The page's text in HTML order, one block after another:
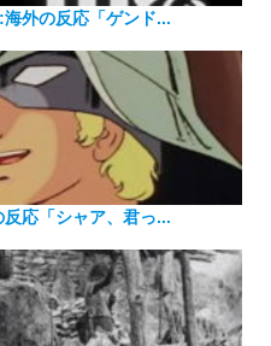
外の反応「ゲンド...
応「シャア、君っ...